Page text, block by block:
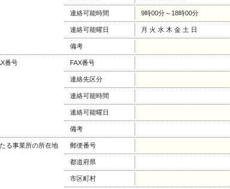
連絡可能時間 9時00分～18時00分
連絡可能曜日 月 火 水 木 金 土 日
備考
番号 FAX番号
連絡先区分
連絡可能時間
連絡可能曜日
備考
る事業所の所在地 郵便番号
都道府県
市区町村